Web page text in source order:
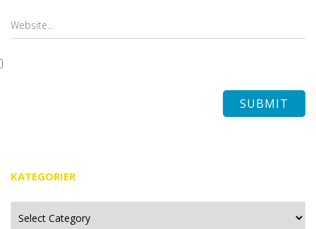
KATEGORIER